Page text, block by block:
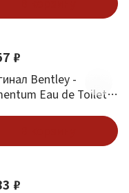
₽
Bentley -
Eau de Toilette
₽